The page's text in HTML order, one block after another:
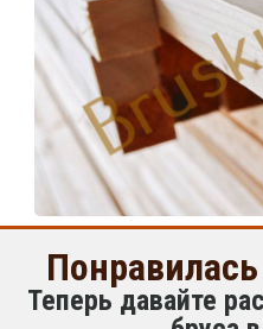
Теперь давайте